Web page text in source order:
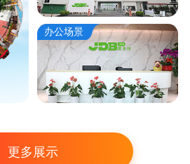
办公场景
更多展示